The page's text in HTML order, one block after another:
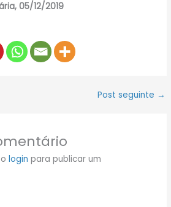
05/12/2019
Post seguinte →
login para publicar um